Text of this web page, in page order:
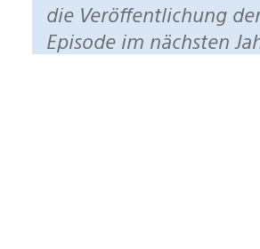
die Veröffentlichung
Episode im nächsten